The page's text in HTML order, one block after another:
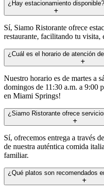
¿Hay estacionamiento disponible?
Sí, Siamo Ristorante ofrece
restaurante, facilitando tu visita,
¿Cuál es el horario de atención
Nuestro horario es de martes a
domingos de 11:30 a.m. a 9:00
en Miami Springs!
¿Siamo Ristorante ofrece
Sí, ofrecemos entrega a través
de nuestra auténtica comida
familiar.
¿Qué platos son recomendados